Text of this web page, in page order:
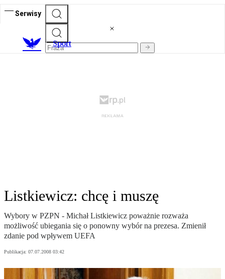
Serwisy
Sport
Listkiewicz: chcę i muszę
Wybory w PZPN - Michał Listkiewicz poważnie rozważa
możliwość ubiegania się o ponowny wybór na prezesa. Zmienił
zdanie pod wpływem UEFA
Publikacja: 07.07.2008 03:42